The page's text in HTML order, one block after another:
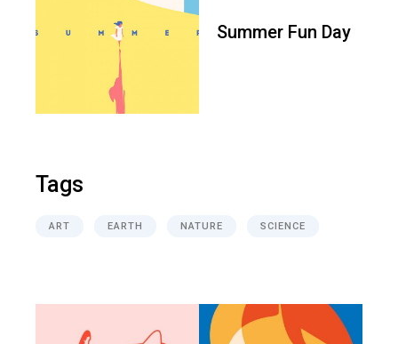
Summer Fun Day
Tags
ART EARTH NATURE SCIENCE